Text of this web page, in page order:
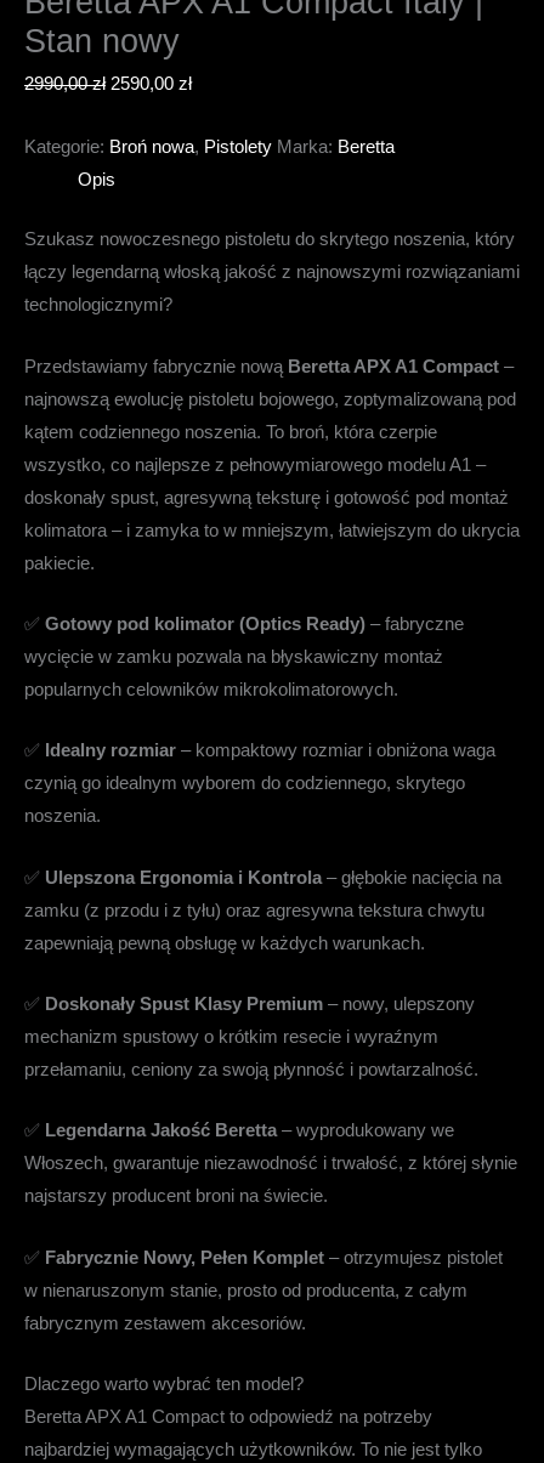
Stan nowy
2990,00zł Pierwotna
wynosiła:
2990,00 zł.
2590,00 złAktualna
wynosi:
Kategorie: Broń nowa, Pistolety Marka: Beretta
Opis
Szukasz nowoczesnego pistoletu do skrytego noszenia, który
łączy legendarną włoską jakość z najnowszymi rozwiązaniami
technologicznymi?
Przedstawiamy fabrycznie nową Beretta APX A1 Compact –
najnowszą ewolucję pistoletu bojowego, zoptymalizowaną pod
kątem codziennego noszenia. To broń, która czerpie
wszystko, co najlepsze z pełnowymiarowego modelu A1 –
doskonały spust, agresywną teksturę i gotowość pod montaż
kolimatora – i zamyka to w mniejszym, łatwiejszym do ukrycia
pakiecie.
✅ Gotowy pod kolimator (Optics Ready) – fabryczne
wycięcie w zamku pozwala na błyskawiczny montaż
popularnych celowników mikrokolimatorowych.
✅ Idealny rozmiar – kompaktowy rozmiar i obniżona waga
czynią go idealnym wyborem do codziennego, skrytego
noszenia.
✅ Ulepszona Ergonomia i Kontrola – głębokie nacięcia na
zamku (z przodu i z tyłu) oraz agresywna tekstura chwytu
zapewniają pewną obsługę w każdych warunkach.
✅ Doskonały Spust Klasy Premium – nowy, ulepszony
mechanizm spustowy o krótkim resecie i wyraźnym
przełamaniu, ceniony za swoją płynność i powtarzalność.
✅ Legendarna Jakość Beretta– wyprodukowany we
Włoszech, gwarantuje niezawodność i trwałość, z której słynie
najstarszy producent broni na świecie.
✅ Fabrycznie Nowy, Pełen Komplet – otrzymujesz pistolet
w nienaruszonym stanie, prosto od producenta, z całym
fabrycznym zestawem akcesoriów.
Dlaczego warto wybrać ten model?
Beretta APX A1 Compact to odpowiedź na potrzeby
najbardziej wymagających użytkowników. To nie jest tylko